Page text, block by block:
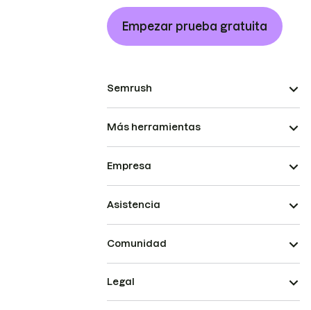
Empezar prueba gratuita
Semrush
Más herramientas
Empresa
Asistencia
Comunidad
Legal